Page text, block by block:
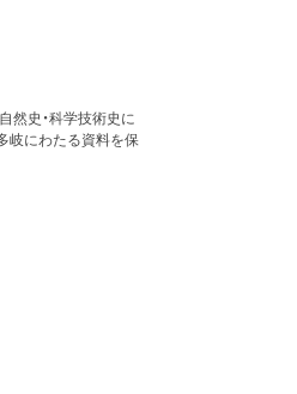
然史・科学技術史に
岐にわたる資料を保